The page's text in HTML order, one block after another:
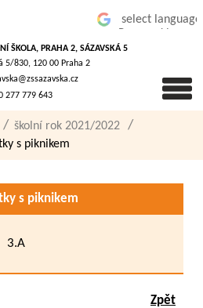
ŠKOLA, PRAHA 2, SÁZAVSKÁ 5
5/830, 120 00 Praha 2
277 779 643
školní rok 2021/2022
s piknikem
s piknikem
3.A
Zpět